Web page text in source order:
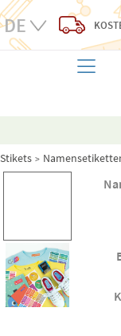
Stikets